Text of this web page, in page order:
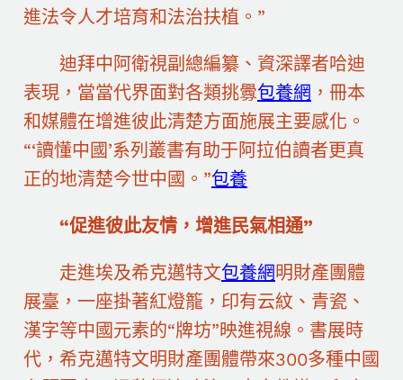
進法令人才培育和法治扶植。”
迪拜中阿衛視副總編纂、資深譯者哈迪
表現，當當代界面對各類挑釁包養網 ，冊本
和媒體在增進彼此清楚方面施展主要感化。
“‘讀懂中國’系列叢書有助于阿拉伯讀者更真
正的地清楚今世中國。”包養
“促進彼此友情，增進民氣相通”
走進埃及希克邁特文包養網明財產團體
展臺，一座掛著紅燈籠，印有云紋、青瓷、
漢字等中國元素的“牌坊”映進視線。書展時
代，希克邁特文明財產團體帶來300多種中國